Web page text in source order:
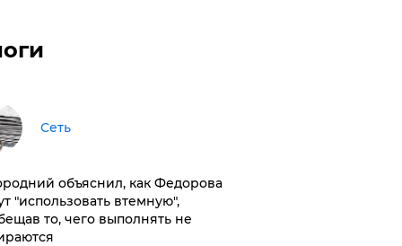
Сеть
объяснил, как Федорова
"использовать втемную",
то, чего выполнять не